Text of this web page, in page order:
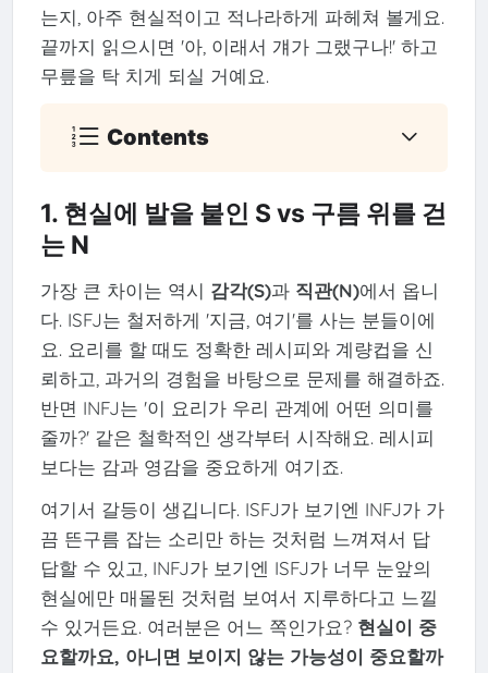
는지, 아주 현실적이고 적나라하게 파헤쳐 볼게요.
끝까지 읽으시면 '아, 이래서 걔가 그랬구나!' 하고
무릎을 탁 치게 되실 거예요.
Contents
1. 현실에 발을 붙인 S vs 구름 위를 걷
는 N
가장 큰 차이는 역시 감각(S)과 직관(N)에서 옵니
다. ISFJ는 철저하게 '지금, 여기'를 사는 분들이에
요. 요리를 할 때도 정확한 레시피와 계량컵을 신
뢰하고, 과거의 경험을 바탕으로 문제를 해결하죠.
반면 INFJ는 '이 요리가 우리 관계에 어떤 의미를
줄까?' 같은 철학적인 생각부터 시작해요. 레시피
보다는 감과 영감을 중요하게 여기죠.
여기서 갈등이 생깁니다. ISFJ가 보기엔 INFJ가 가
끔 뜬구름 잡는 소리만 하는 것처럼 느껴져서 답
답할 수 있고, INFJ가 보기엔 ISFJ가 너무 눈앞의
현실에만 매몰된 것처럼 보여서 지루하다고 느낄
수 있거든요. 여러분은 어느 쪽인가요? 현실이 중
요할까요, 아니면 보이지 않는 가능성이 중요할까